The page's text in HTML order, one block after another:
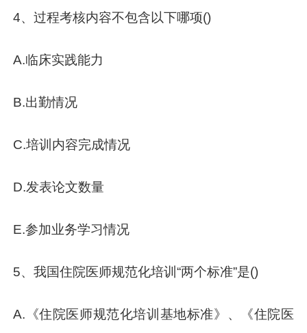
4、过程考核内容不包含以下哪项()
A.临床实践能力
B.出勤情况
C.培训内容完成情况
D.发表论文数量
E.参加业务学习情况
5、我国住院医师规范化培训“两个标准”是()
A.《住院医师规范化培训基地标准》、《住院医